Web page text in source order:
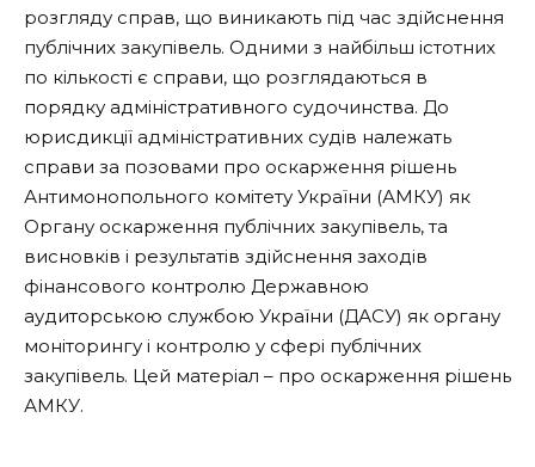
розгляду справ, що виникають під час здійснення
публічних закупівель. Одними з найбільш істотних
по кількості є справи, що розглядаються в
порядку адміністративного судочинства. До
юрисдикції адміністративних судів належать
справи за позовами про оскарження рішень
Антимонопольного комітету України (АМКУ) як
Органу оскарження публічних закупівель, та
висновків і результатів здійснення заходів
фінансового контролю Державною
аудиторською службою України (ДАСУ) як органу
моніторингу і контролю у сфері публічних
закупівель. Цей матеріал – про оскарження рішень
АМКУ.